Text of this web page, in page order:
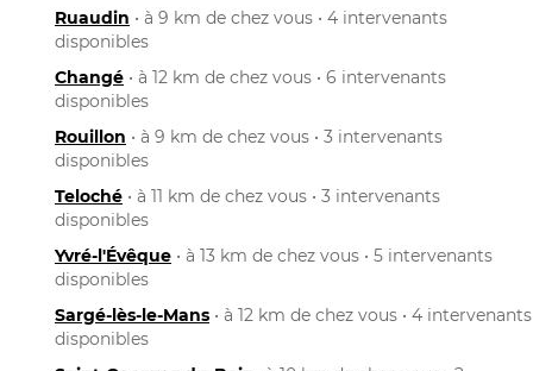
Ruaudin • à 9 km de chez vous • 4 intervenants
disponibles
Changé • à 12 km de chez vous • 6 intervenants
disponibles
Rouillon • à 9 km de chez vous • 3 intervenants
disponibles
Teloché • à 11 km de chez vous • 3 intervenants
disponibles
Yvré-l'Évêque • à 13 km de chez vous • 5 intervenants
disponibles
Sargé-lès-le-Mans • à 12 km de chez vous • 4 intervenants
disponibles